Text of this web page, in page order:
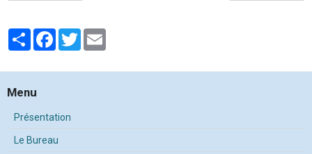
PartagerFacebook
Twitter
Menu
Présentation
Le Bureau